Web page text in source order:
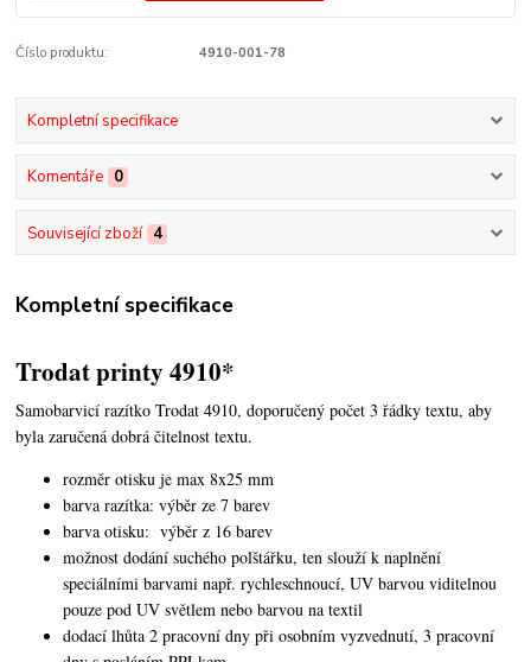
Číslo produktu: 4910-001-78
Kompletní specifikace
Komentáře 0
Související zboží 4
Kompletní specifikace
Trodat printy 4910*
Samobarvicí razítko Trodat 4910, doporučený počet 3 řádky textu,aby
byla zaručená dobrá čitelnost textu.
rozměr otisku je max 8x25 mm
barva razítka: výběr ze 7 barev
barva otisku: výběr z 16 barev
možnost dodání suchého polštářku, ten slouží k naplnění
speciálními barvami např. rychleschnoucí, UV barvou viditelnou
pouze pod UV světlem nebo barvou na textil
dodací lhůta 2 pracovní dny při osobním vyzvednutí, 3 pracovní